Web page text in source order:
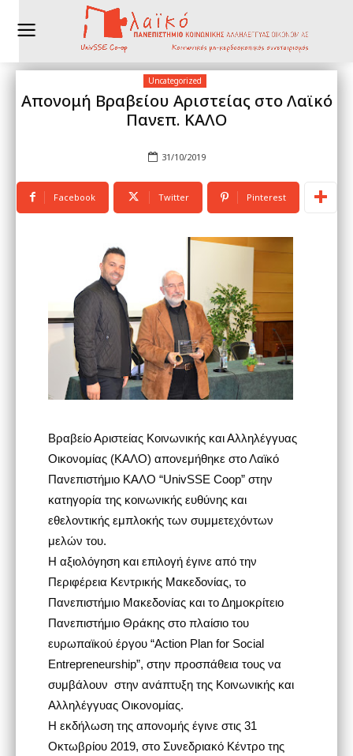
Uncategorized
Απονομή Βραβείου Αριστείας στο Λαϊκό
Πανεπ. ΚΑΛΟ
31/10/2019
Facebook Twitter Pinterest
Βραβείο Αριστείας Κοινωνικής και Αλληλέγγυας
Οικονομίας (ΚΑΛΟ) απονεμήθηκε στο Λαϊκό
Πανεπιστήμιο ΚΑΛΟ “UnivSSE Coop” στην
κατηγορία της κοινωνικής ευθύνης και
εθελοντικής εμπλοκής των συμμετεχόντων
μελών του.
Η αξιολόγηση και επιλογή έγινε από την
Περιφέρεια Κεντρικής Μακεδονίας, το
Πανεπιστήμιο Μακεδονίας και το Δημοκρίτειο
Πανεπιστήμιο Θράκης στο πλαίσιο του
ευρωπαϊκού έργου “Action Plan for Social
Entrepreneurship”, στην προσπάθεια τους να
συμβάλουν στην ανάπτυξη της Κοινωνικής και
Αλληλέγγυας Οικονομίας.
Η εκδήλωση της απονομής έγινε στις 31
Οκτωβρίου 2019, στο Συνεδριακό Κέντρο της